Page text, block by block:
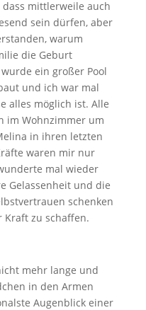
mittlerweile auch
sein dürfen, aber
warum
die Geburt
ein großer Pool
und ich war mal
alles möglich ist. Alle
im Wohnzimmer um
in ihren letzten
waren mir nur
mal wieder
Gelassenheit und die
schenken
Kraft zu schaffen.
mehr lange und
in den Armen
Augenblick einer